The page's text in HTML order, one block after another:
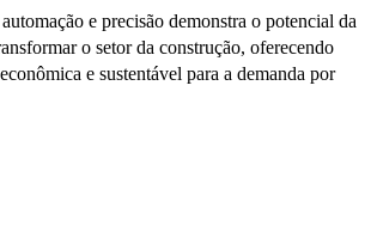
e precisão demonstra o potencial da
o setor da construção, oferecendo
e sustentável para a demanda por